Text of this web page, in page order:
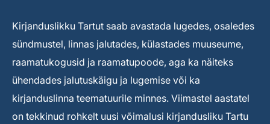
Kirjanduslikku Tartut saab avastada lugedes, osaledes
sündmustel, linnas jalutades, külastades muuseume,
raamatukogusid ja raamatupoode, aga ka näiteks
ühendades jalutuskäigu ja lugemise või ka
kirjanduslinna teematuurile minnes. Viimastel aastatel
on tekkinud rohkelt uusi võimalusi kirjandusliku Tartu